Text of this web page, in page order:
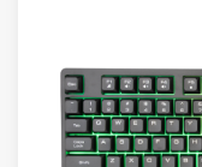
Son-
Photos